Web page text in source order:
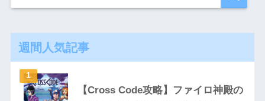
週間人気記事
【Cross Code攻略】ファイロ神殿の